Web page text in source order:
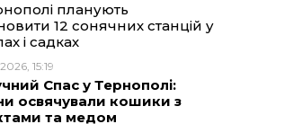
планують
12 сонячних станцій у
і садках
15:19
Спас у Тернополі:
освячували кошики з
та медом